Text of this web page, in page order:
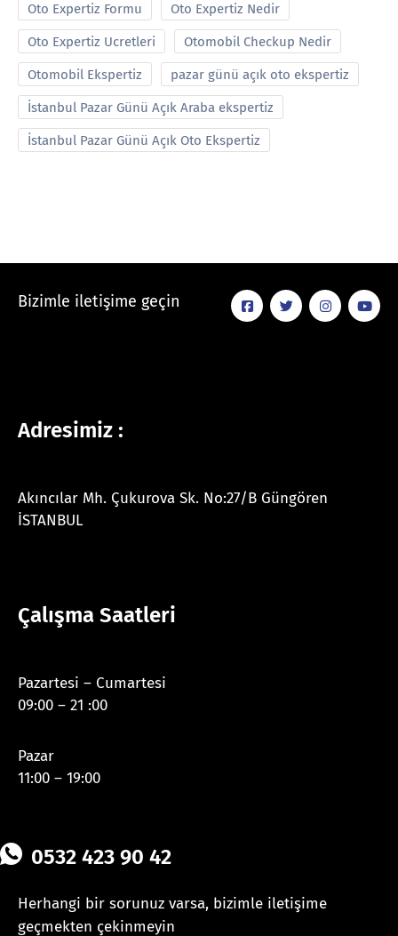
Oto Expertiz Formu Oto Expertiz Nedir
Oto Expertiz Ucretleri Otomobil Checkup Nedir
Otomobil Ekspertiz pazar günü açık oto ekspertiz
İstanbul Pazar Günü Açık Araba ekspertiz
İstanbul Pazar Günü Açık Oto Ekspertiz
Bizimle iletişime geçin
Adresimiz :
Akıncılar Mh. Çukurova Sk. No:27/B Güngören
İSTANBUL
Çalışma Saatleri
Pazartesi – Cumartesi
09:00 – 21 :00
Pazar
11:00 – 19:00
0532 423 90 42
Herhangi bir sorunuz varsa, bizimle iletişime
geçmekten çekinmeyin